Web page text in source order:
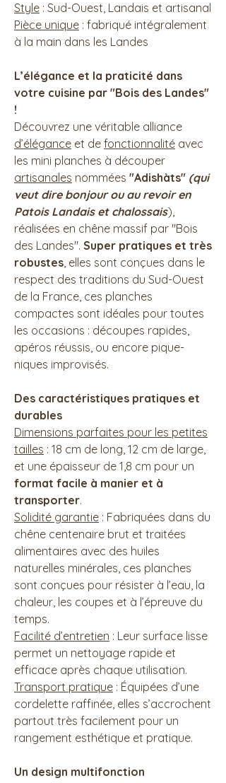
Style : Sud-Ouest, Landais et artisanal
Pièce unique : fabriqué intégralement
à la main dans les Landes
L’élégance et la praticité dans
votre cuisine par "Bois des Landes"
!
Découvrez une véritable alliance
d’élégance et de fonctionnalité avec
les mini planches à découper
artisanales nommées "Adishàts" (qui
veut dire bonjour ou au revoir en
Patois Landais et chalossais),
réalisées en chêne massif par "Bois
des Landes". Super pratiques et très
robustes, elles sont conçues dans le
respect des traditions du Sud-Ouest
de la France, ces planches
compactes sont idéales pour toutes
les occasions : découpes rapides,
apéros réussis, ou encore pique-
niques improvisés.
Des caractéristiques pratiques et
durables
Dimensions parfaites pour les petites
tailles : 18 cm de long, 12 cm de large,
et une épaisseur de 1,8 cm pour un
format facile à manier et à
transporter.
Solidité garantie : Fabriquées dans du
chêne centenaire brut et traitées
alimentaires avec des huiles
naturelles minérales, ces planches
sont conçues pour résister à l’eau, la
chaleur, les coupes et à l’épreuve du
temps.
Facilité d’entretien : Leur surface lisse
permet un nettoyage rapide et
efficace après chaque utilisation.
Transport pratique : Équipées d’une
cordelette raffinée, elles s’accrochent
partout très facilement pour un
rangement esthétique et pratique.
Un design multifonction